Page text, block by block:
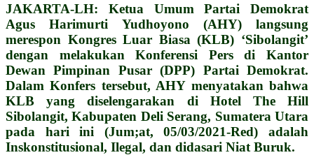
JAKARTA-LH: Ketua Umum Partai Demokrat
Agus Harimurti Yudhoyono (AHY) langsung
merespon Kongres Luar Biasa (KLB) ‘Sibolangit’
dengan melakukan Konferensi Pers di Kantor
Dewan Pimpinan Pusar (DPP) Partai Demokrat.
Dalam Konfers tersebut, AHY menyatakan bahwa
KLB yang diselengarakan di Hotel The Hill
Sibolangit, Kabupaten Deli Serang, Sumatera Utara
pada hari ini (Jum;at, 05/03/2021-Red) adalah
Inskonstitusional, Ilegal, dan didasari Niat Buruk.